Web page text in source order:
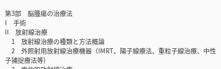
第3部 脳腫瘍の治療法
I 手術
II 放射線治療
1 放射線治療の種類と方法概論
2 外照射用放射線治療機器（IMRT、陽子線療法、重粒子線治療、中性
子捕捉療法等)